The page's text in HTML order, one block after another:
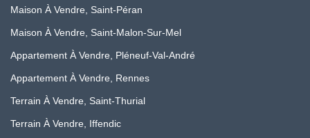
Maison À Vendre, Saint-Péran
Maison À Vendre, Saint-Malon-Sur-Mel
Appartement À Vendre, Pléneuf-Val-André
Appartement À Vendre, Rennes
Terrain À Vendre, Saint-Thurial
Terrain À Vendre, Iffendic